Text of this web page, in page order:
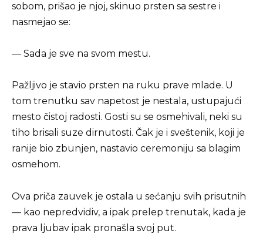
sobom, prišao je njoj, skinuo prsten sa sestre i
nasmejao se:
— Sada je sve na svom mestu.
Pažljivo je stavio prsten na ruku prave mlade. U
tom trenutku sav napetost je nestala, ustupajući
mesto čistoj radosti. Gosti su se osmehivali, neki su
tiho brisali suze dirnutosti. Čak je i sveštenik, koji je
ranije bio zbunjen, nastavio ceremoniju sa blagim
osmehom.
Ova priča zauvek je ostala u sećanju svih prisutnih
— kao nepredvidiv, a ipak prelep trenutak, kada je
prava ljubav ipak pronašla svoj put.